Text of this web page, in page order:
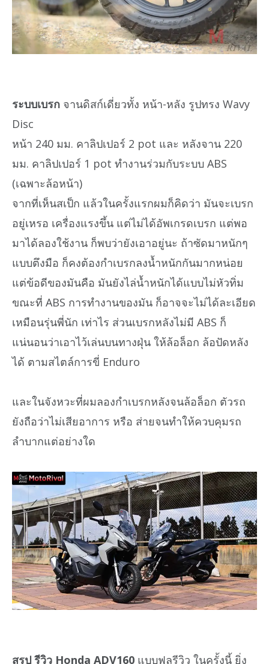
ระบบเบรก จานดิสก์เดี่ยวทั้ง หน้า-หลัง รูปทรง Wavy
Disc
หน้า 240 มม. คาลิปเปอร์ 2 pot และ หลังจาน 220
มม. คาลิปเปอร์ 1 pot ทำงานร่วมกับระบบ ABS
(เฉพาะล้อหน้า)
จากที่เห็นสเป็ก แล้วในครั้งแรกผมก็คิดว่า มันจะเบรก
อยู่เหรอ เครื่องแรงขึ้น แต่ไม่ได้อัพเกรดเบรก แต่พอ
มาได้ลองใช้งาน ก็พบว่ายังเอาอยู่นะ ถ้าซัดมาหนักๆ
แบบตึงมือ ก็คงต้องกำเบรกลงน้ำหนักกันมากหน่อย
แต่ข้อดีของมันคือ มันยังไล่น้ำหนักได้แบบไม่หัวทิ่ม
ขณะที่ ABS การทำงานของมัน ก็อาจจะไม่ได้ละเอียด
เหมือนรุ่นพี่นัก เท่าไร ส่วนเบรกหลังไม่มี ABS ก็
แน่นอนว่าเอาไว้เล่นบนทางฝุ่น ให้ล้อล็อก ล้อปัดหลัง
ได้ ตามสไตล์การขี่ Enduro
และในจังหวะที่ผมลองกำเบรกหลังจนล้อล็อก ตัวรถ
ยังถือว่าไม่เสียอาการ หรือ ส่ายจนทำให้ควบคุมรถ
ลำบากแต่อย่างใด
สรุป รีวิว Honda ADV160 แบบฟูลรีวิว ในครั้งนี้ ยิ่ง